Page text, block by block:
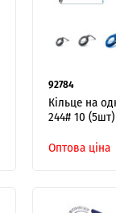
92784
Кільце на
244# 10 (5шт)
Оптова ціна